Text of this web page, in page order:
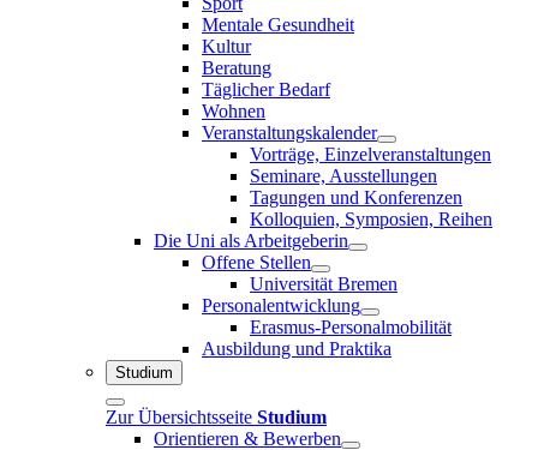
Mentale Gesundheit
Kultur
Beratung
Täglicher Bedarf
Wohnen
Veranstaltungskalender
Vorträge, Einzelveranstaltungen
Seminare, Ausstellungen
Tagungen und Konferenzen
Kolloquien, Symposien, Reihen
Die Uni als Arbeitgeberin
Offene Stellen
Universität Bremen
Personalentwicklung
Erasmus-Personalmobilität
Ausbildung und Praktika
Studium
Zur Übersichtsseite Studium
Orientieren & Bewerben